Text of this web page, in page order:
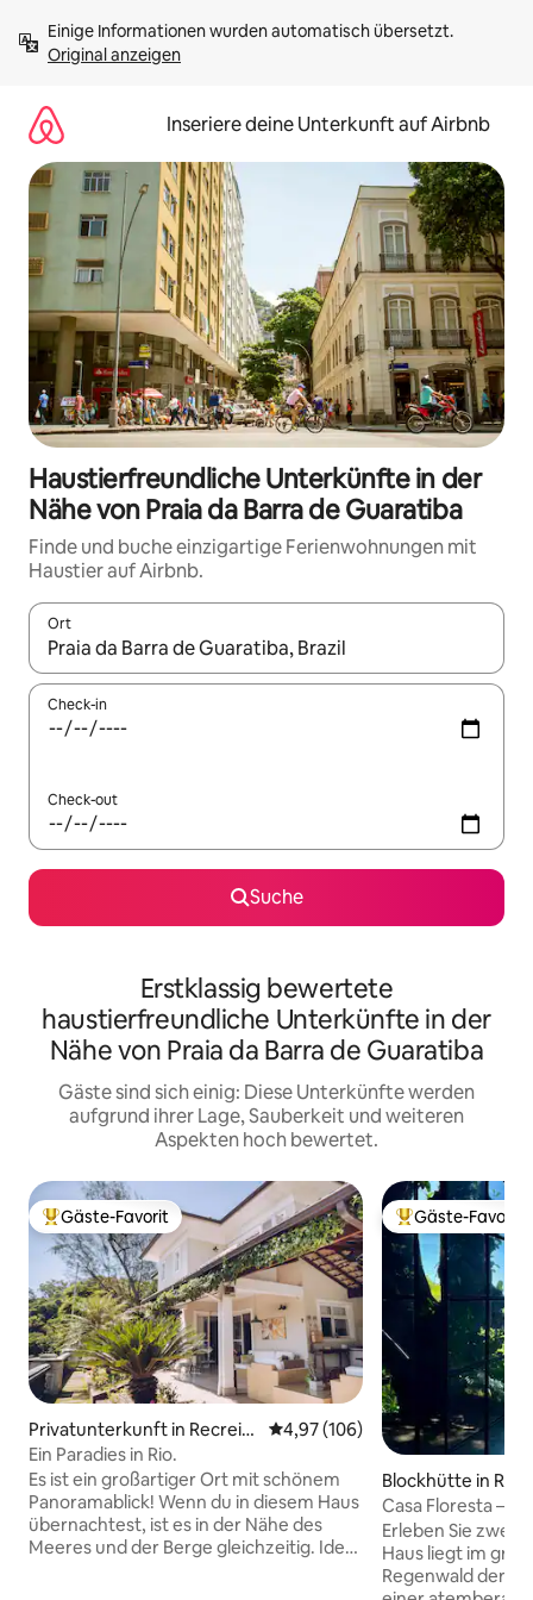
Inhalten
springenOriginal anzeigen
Inseriere deine Unterkunft auf Airbnb
Haustierfreundliche Unterkünfte in der
Nähe von Praia da Barra de Guaratiba
Finde und buche einzigartige Ferienwohnungen mit
Haustier auf Airbnb.
Ort
Wenn Ergebnisse verfügbar sind, navigiere mit den
Check-in
Check-out
Suche
Erstklassig bewertete
haustierfreundliche Unterkünfte in der
Nähe von Praia da Barra de Guaratiba
Gäste sind sich einig: Diese Unterkünfte werden
aufgrund ihrer Lage, Sauberkeit und weiteren
Aspekten hoch bewertet.
Beliebter Gäste-Favorit.
Gäste-Favorit
Privatunterkunft in Recreio
dos Bandeirantes
Durchschnittliche Bewertung:
4,97 (106)
Ein Paradies in Rio.
Es ist ein großartiger Ort mit schönem
Panoramablick! Wenn du in diesem Haus
übernachtest, ist es in der Nähe des
Meeres und der Berge gleichzeitig. Ideal
Beliebter Gäste-
Gäste-Favorit
Blockhütte in Rio
Casa Floresta –
Meerblick
Erleben Sie zwei
Haus liegt im
Regenwald der